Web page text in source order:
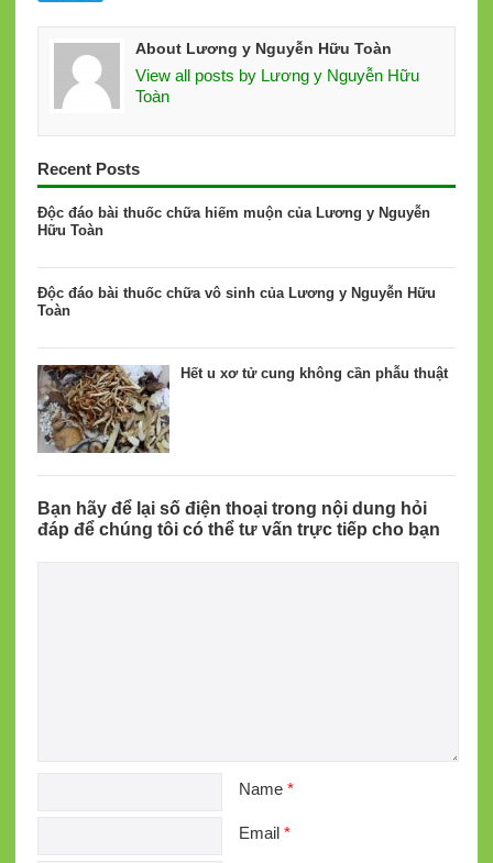
About Lương y Nguyễn Hữu Toàn
View all posts by Lương y Nguyễn Hữu
Toàn
Recent Posts
Độc đáo bài thuốc chữa hiếm muộn của Lương y Nguyễn
Hữu Toàn
Độc đáo bài thuốc chữa vô sinh của Lương y Nguyễn Hữu
Toàn
Hết u xơ tử cung không cần phẫu thuật
Bạn hãy để lại số điện thoại trong nội dung hỏi
đáp để chúng tôi có thể tư vấn trực tiếp cho bạn
Name *
Email *